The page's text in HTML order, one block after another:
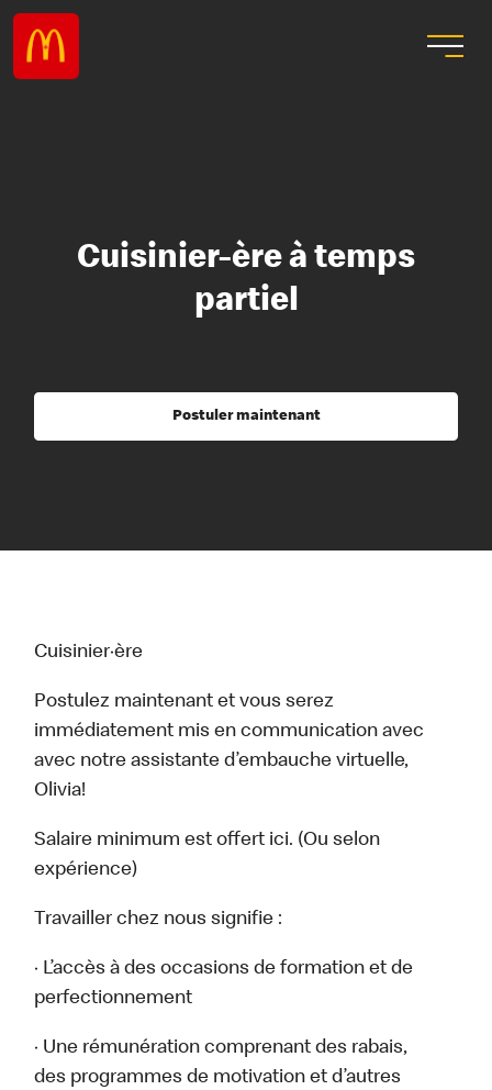
Cuisinier-ère à temps
partiel
Postuler maintenant
Cuisinier·ère
Postulez maintenant et vous serez
immédiatement mis en communication avec
avec notre assistante d’embauche virtuelle,
Olivia!
Salaire minimum est offert ici. (Ou selon
expérience)
Travailler chez nous signifie :
· L’accès à des occasions de formation et de
perfectionnement
· Une rémunération comprenant des rabais,
des programmes de motivation et d’autres